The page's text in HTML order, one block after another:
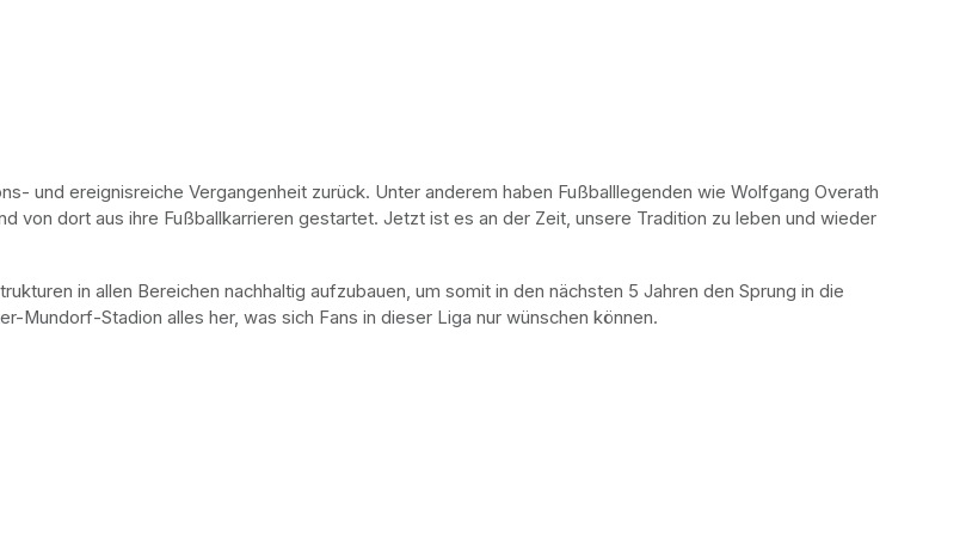
und ereignisreiche Vergangenheit zurück. Unter anderem haben Fußballlegenden wie Wolfgang Overath
von dort aus ihre Fußballkarrieren gestartet. Jetzt ist es an der Zeit, unsere Tradition zu leben und wieder
in allen Bereichen nachhaltig aufzubauen, um somit in den nächsten 5 Jahren den Sprung in die
Mundorf-Stadion alles her, was sich Fans in dieser Liga nur wünschen können.